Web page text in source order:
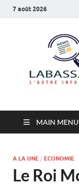
7 août 2026
MAIN MENU
A LA UNE / ECONOMIE
Le Roi